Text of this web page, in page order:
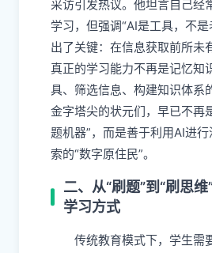
采访引发热议。他坦言自己经
学习，但强调“AI是工具，不
出了关键：在信息获取前所未
真正的学习能力不再是记忆知
具、筛选信息、构建知识体系
金字塔尖的状元们，早已不再
题机器”，而是善于利用AI进
索的“数字原住民”。
二、从“刷题”到“刷思
学习方式
传统教育模式下，学生需